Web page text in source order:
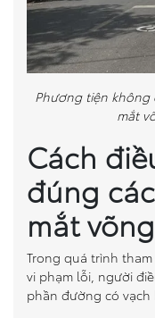
Phương tiện
mắt
Cách
đúng
mắt võng
Trong quá trình
vi phạm lỗi, người
phần đường có